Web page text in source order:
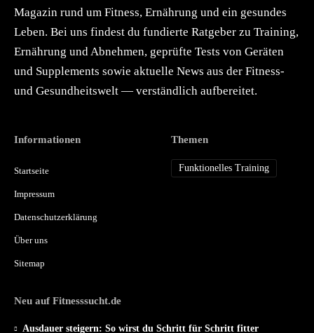
Magazin rund um Fitness, Ernährung und ein gesundes
Leben. Bei uns findest du fundierte Ratgeber zu Training,
Ernährung und Abnehmen, geprüfte Tests von Geräten
und Supplements sowie aktuelle News aus der Fitness-
und Gesundheitswelt — verständlich aufbereitet.
Informationen
Startseite
Impressum
Datenschutzerklärung
Über uns
Sitemap
Themen
Funktionelles Training
Neu auf Fitnesssucht.de
Ausdauer steigern: So wirst du Schritt für Schritt fitter